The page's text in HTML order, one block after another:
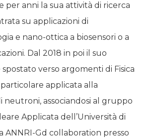
per anni la sua attività di ricerca
su applicazioni di
e nano-ottica a biosensori o a
Dal 2018 in poi il suo
spostato verso argomenti di Fisica
applicata alla
neutroni, associandosi al gruppo
Applicata dell’Università di
ANNRI-Gd collaboration presso